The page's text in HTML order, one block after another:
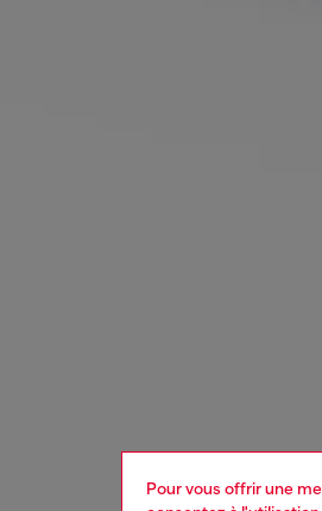
Pour vous offrir une